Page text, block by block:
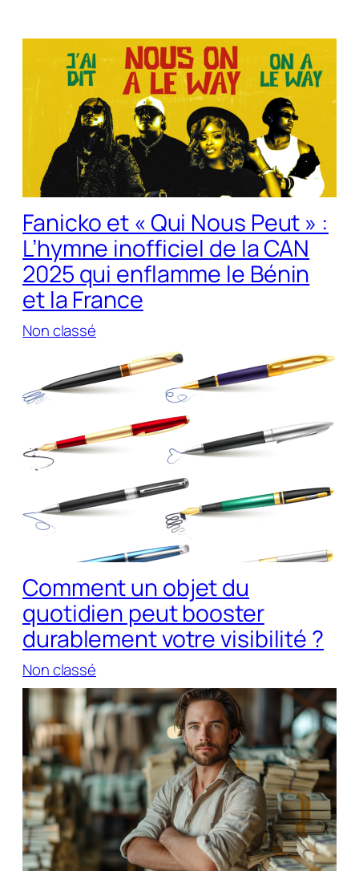
Fanicko et « Qui Nous Peut » :
L’hymne inofficiel de la CAN
2025 qui enflamme le Bénin
et la France
Non classé
Comment un objet du
quotidien peut booster
durablement votre visibilité ?
Non classé